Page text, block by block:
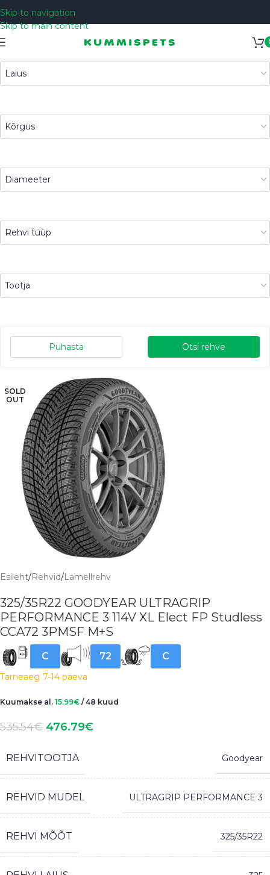
Skip to navigation
Skip to main content
Otsi rehve
Puhasta
SOLD
OUT
Esileht/Rehvid/Lamellrehv
325/35R22 GOODYEAR ULTRAGRIP
PERFORMANCE 3 114V XL Elect FP Studless
CCA72 3PMSF M+S
C 72 C
Tarneaeg 7-14 päeva
Kuumakse al. 15.99€ / 48 kuud
535.54€ 476.79€
REHVITOOTJA Goodyear
REHVID MUDEL ULTRAGRIP PERFORMANCE 3
REHVI MÕÕT 325/35R22